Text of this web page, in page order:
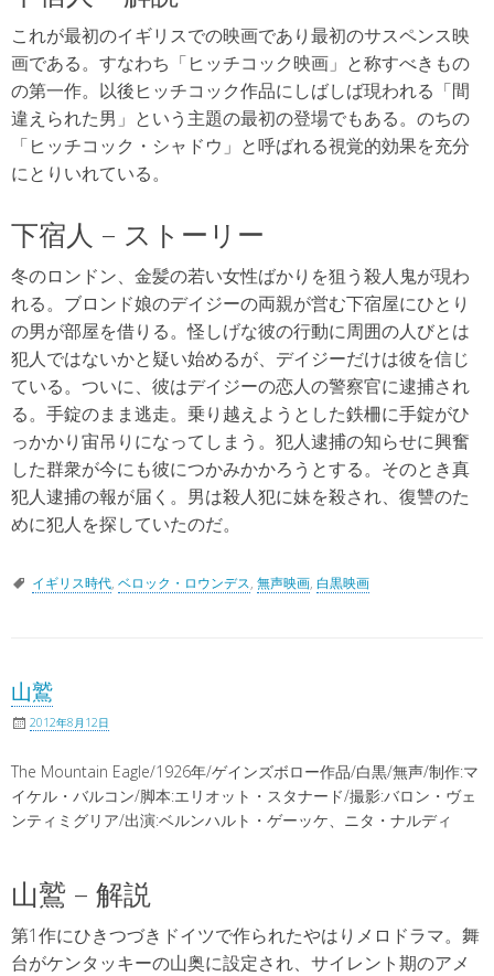
これが最初のイギリスでの映画であり最初のサスペンス映
画である。すなわち「ヒッチコック映画」と称すべきもの
の第一作。以後ヒッチコック作品にしばしば現われる「間
違えられた男」という主題の最初の登場でもある。のちの
「ヒッチコック・シャドウ」と呼ばれる視覚的効果を充分
にとりいれている。
下宿人 – ストーリー
冬のロンドン、金髪の若い女性ばかりを狙う殺人鬼が現わ
れる。ブロンド娘のデイジーの両親が営む下宿屋にひとり
の男が部屋を借りる。怪しげな彼の行動に周囲の人びとは
犯人ではないかと疑い始めるが、デイジーだけは彼を信じ
ている。ついに、彼はデイジーの恋人の警察官に逮捕され
る。手錠のまま逃走。乗り越えようとした鉄柵に手錠がひ
っかかり宙吊りになってしまう。犯人逮捕の知らせに興奮
した群衆が今にも彼につかみかかろうとする。そのとき真
犯人逮捕の報が届く。男は殺人犯に妹を殺され、復讐のた
めに犯人を探していたのだ。
イギリス時代, ベロック・ロウンデス, 無声映画, 白黒映画
山鷲
2012年8月12日
The Mountain Eagle/1926年/ゲインズボロー作品/白黒/無声/制作:マ
イケル・バルコン/脚本:エリオット・スタナード/撮影:バロン・ヴェ
ンティミグリア/出演:ベルンハルト・ゲーッケ、ニタ・ナルディ
山鷲 – 解説
第1作にひきつづきドイツで作られたやはりメロドラマ。舞
台がケンタッキーの山奥に設定され、サイレント期のアメ